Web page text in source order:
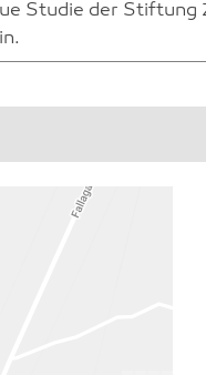
Studie der Stiftung